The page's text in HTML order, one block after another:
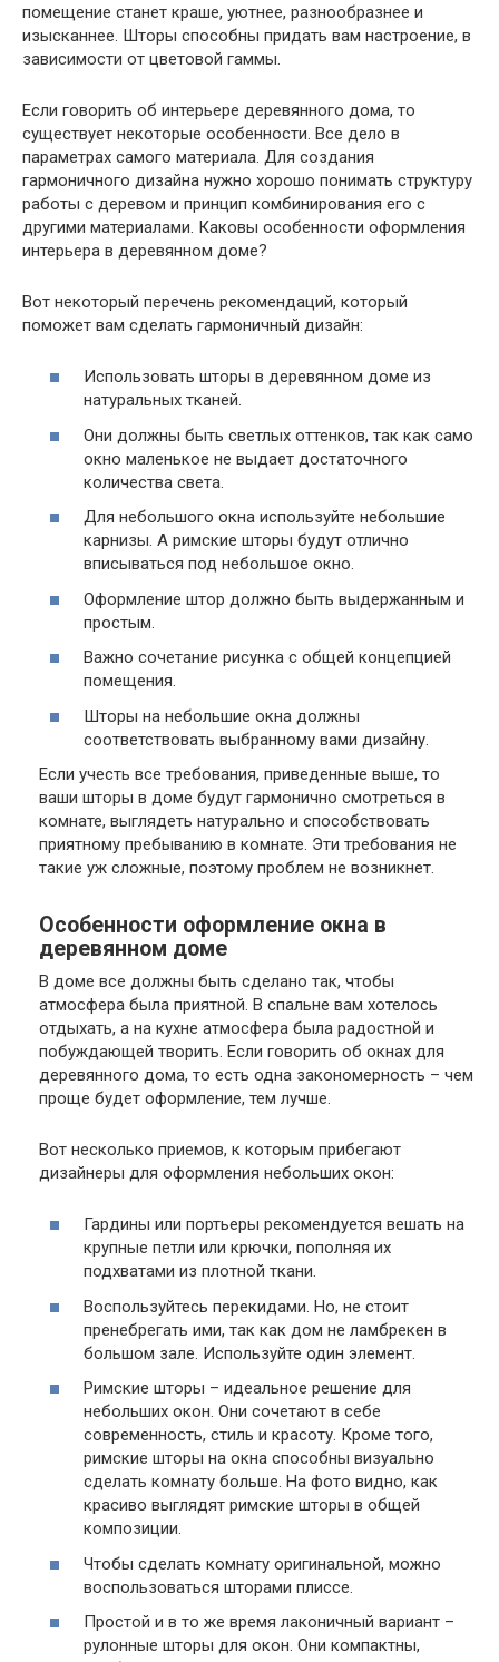
помещение станет краше, уютнее, разнообразнее и
изысканнее. Шторы способны придать вам настроение, в
зависимости от цветовой гаммы.
Если говорить об интерьере деревянного дома, то
существует некоторые особенности. Все дело в
параметрах самого материала. Для создания
гармоничного дизайна нужно хорошо понимать структуру
работы с деревом и принцип комбинирования его с
другими материалами. Каковы особенности оформления
интерьера в деревянном доме?
Вот некоторый перечень рекомендаций, который
поможет вам сделать гармоничный дизайн:
Использовать шторы в деревянном доме из
натуральных тканей.
Они должны быть светлых оттенков, так как само
окно маленькое не выдает достаточного
количества света.
Для небольшого окна используйте небольшие
карнизы. А римские шторы будут отлично
вписываться под небольшое окно.
Оформление штор должно быть выдержанным и
простым.
Важно сочетание рисунка с общей концепцией
помещения.
Шторы на небольшие окна должны
соответствовать выбранному вами дизайну.
Если учесть все требования, приведенные выше, то
ваши шторы в доме будут гармонично смотреться в
комнате, выглядеть натурально и способствовать
приятному пребыванию в комнате. Эти требования не
такие уж сложные, поэтому проблем не возникнет.
Особенности оформление окна в
деревянном доме
В доме все должны быть сделано так, чтобы
атмосфера была приятной. В спальне вам хотелось
отдыхать, а на кухне атмосфера была радостной и
побуждающей творить. Если говорить об окнах для
деревянного дома, то есть одна закономерность – чем
проще будет оформление, тем лучше.
Вот несколько приемов, к которым прибегают
дизайнеры для оформления небольших окон:
Гардины или портьеры рекомендуется вешать на
крупные петли или крючки, пополняя их
подхватами из плотной ткани.
Воспользуйтесь перекидами. Но, не стоит
пренебрегать ими, так как дом не ламбрекен в
большом зале. Используйте один элемент.
Римские шторы – идеальное решение для
небольших окон. Они сочетают в себе
современность, стиль и красоту. Кроме того,
римские шторы на окна способны визуально
сделать комнату больше. На фото видно, как
красиво выглядят римские шторы в общей
композиции.
Чтобы сделать комнату оригинальной, можно
воспользоваться шторами плиссе.
Простой и в то же время лаконичный вариант –
рулонные шторы для окон. Они компактны,